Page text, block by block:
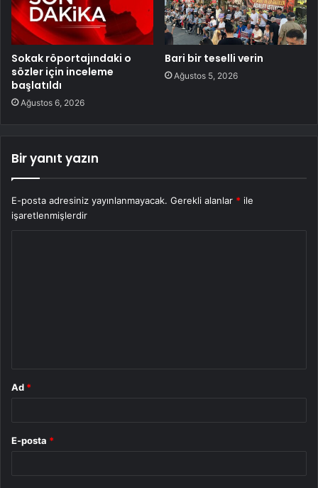
Sokak röportajındaki o
sözler için inceleme
başlatıldı
Ağustos 6, 2026
Bari bir teselli verin
Ağustos 5, 2026
Bir yanıt yazın
E-posta adresiniz yayınlanmayacak. Gerekli alanlar * ile
işaretlenmişlerdir
Ad *
E-posta *